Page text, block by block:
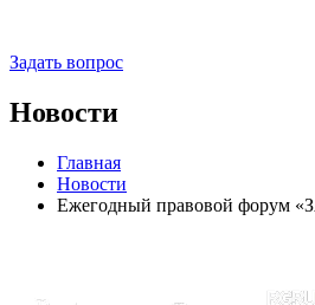
Задать вопрос
Новости
Главная
Новости
Ежегодный правовой форум